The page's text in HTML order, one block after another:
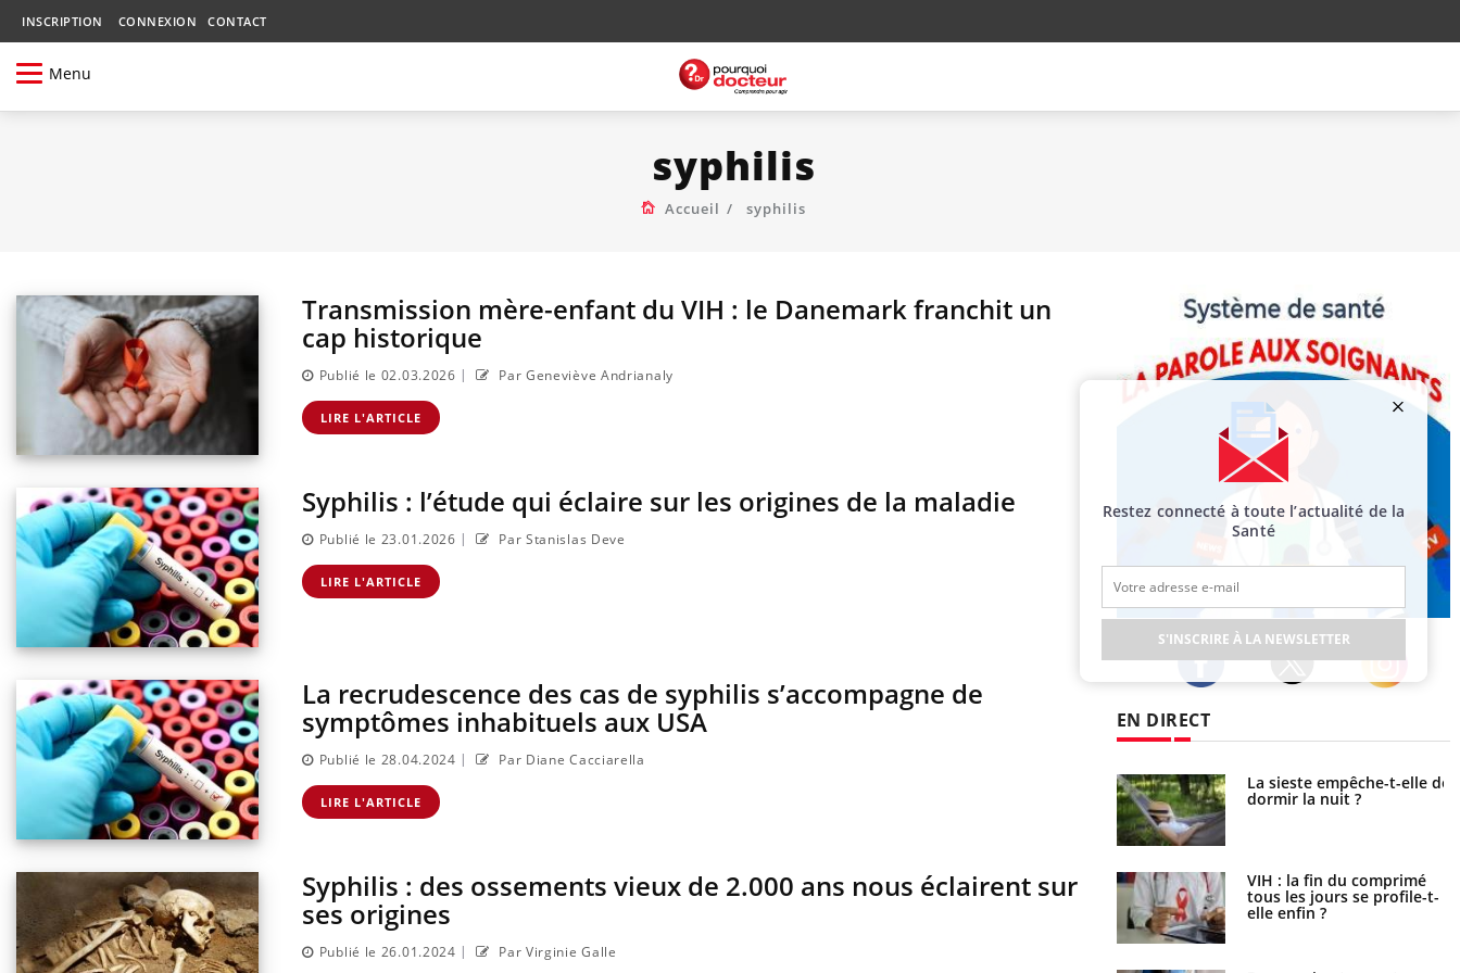
INSCRIPTION CONNEXION CONTACT
Menu
syphilis
Accueil syphilis
Transmission mère-enfant du VIH : le Danemark franchit un
cap historique
Publié le 02.03.2026 | Par Geneviève Andrianaly
LIRE L'ARTICLE
Syphilis : l’étude qui éclaire sur les origines de la maladie
Publié le 23.01.2026 | Par Stanislas Deve
LIRE L'ARTICLE
La recrudescence des cas de syphilis s’accompagne de
symptômes inhabituels aux USA
Publié le 28.04.2024 | Par Diane Cacciarella
LIRE L'ARTICLE
Syphilis : des ossements vieux de 2.000 ans nous éclairent sur
ses origines
Publié le 26.01.2024 | Par Virginie Galle
EN DIRECT
Hantavirus : un cas détecté
chez un touriste en France
Mortalité infantile : un
rapport s’interroge sur son
taux élevé en France
Toujours connectés :
comment le travail
Les médicaments GLP-1
protègent-ils aussi les os ?
La sieste empêche-t-elle de
dormir la nuit ?
VIH : la fin du comprimé
tous les jours se profile-t-
elle enfin ?
Restez connecté à toute l’actualité de la
Santé
S'INSCRIRE À LA NEWSLETTER